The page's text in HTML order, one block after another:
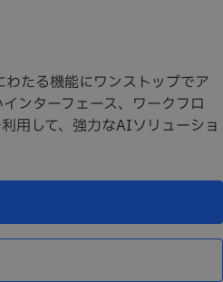
たる機能にワンストップでア
ンターフェース、ワークフロ
用して、強力なAIソリューショ